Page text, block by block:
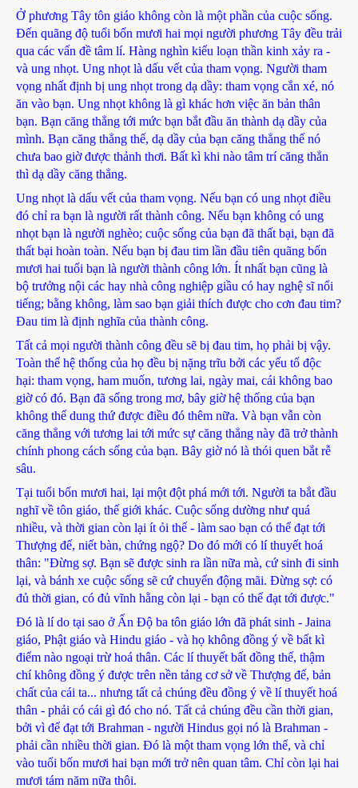
Ở phương Tây tôn giáo không còn là một phần của cuộc sống.
Đến quãng độ tuổi bốn mươi hai mọi người phương Tây đều trải
qua các vấn đề tâm lí. Hàng nghìn kiểu loạn thần kinh xảy ra -
và ung nhọt. Ung nhọt là dấu vết của tham vọng. Người tham
vọng nhất định bị ung nhọt trong dạ dầy: tham vọng cắn xé, nó
ăn vào bạn. Ung nhọt không là gì khác hơn việc ăn bản thân
bạn. Bạn căng thẳng tới mức bạn bắt đầu ăn thành dạ dầy của
mình. Bạn căng thẳng thế, dạ dầy của bạn căng thẳng thế nó
chưa bao giờ được thảnh thơi. Bất kì khi nào tâm trí căng thẳn
thì dạ dầy căng thẳng.
Ung nhọt là dấu vết của tham vọng. Nếu bạn có ung nhọt điều
đó chỉ ra bạn là người rất thành công. Nếu bạn không có ung
nhọt bạn là người nghèo; cuộc sống của bạn đã thất bại, bạn đã
thất bại hoàn toàn. Nếu bạn bị đau tim lần đầu tiên quãng bốn
mươi hai tuổi bạn là người thành công lớn. Ít nhất bạn cũng là
bộ trưởng nội các hay nhà công nghiệp giầu có hay nghệ sĩ nổi
tiếng; bằng không, làm sao bạn giải thích được cho cơn đau tim?
Đau tim là định nghĩa của thành công.
Tất cả mọi người thành công đều sẽ bị đau tim, họ phải bị vậy.
Toàn thể hệ thống của họ đều bị nặng trĩu bởi các yếu tố độc
hại: tham vọng, ham muốn, tương lai, ngày mai, cái không bao
giờ có đó. Bạn đã sống trong mơ, bây giờ hệ thống của bạn
không thể dung thứ được điều đó thêm nữa. Và bạn vẫn còn
căng thẳng với tương lai tới mức sự căng thẳng này đã trở thành
chính phong cách sống của bạn. Bây giờ nó là thói quen bắt rễ
sâu.
Tại tuổi bốn mươi hai, lại một đột phá mới tới. Người ta bắt đầu
nghĩ về tôn giáo, thế giới khác. Cuộc sống dường như quá
nhiều, và thời gian còn lại ít ỏi thế - làm sao bạn có thể đạt tới
Thượng đế, niết bàn, chứng ngộ? Do đó mới có lí thuyết hoá
thân: "Đừng sợ. Bạn sẽ được sinh ra lần nữa mà, cứ sinh đi sinh
lại, và bánh xe cuộc sống sẽ cứ chuyển động mãi. Đừng sợ: có
đủ thời gian, có đủ vĩnh hằng còn lại - bạn có thể đạt tới được."
Đó là lí do tại sao ở Ấn Độ ba tôn giáo lớn đã phát sinh - Jaina
giáo, Phật giáo và Hindu giáo - và họ không đồng ý về bất kì
điểm nào ngoại trừ hoá thân. Các lí thuyết bất đồng thế, thậm
chí không đồng ý được trên nền tảng cơ sở về Thượng đế, bản
chất của cái ta... nhưng tất cả chúng đều đồng ý về lí thuyết hoá
thân - phải có cái gì đó cho nó. Tất cả chúng đều cần thời gian,
bởi vì để đạt tới Brahman - người Hindus gọi nó là Brahman -
phải cần nhiều thời gian. Đó là một tham vọng lớn thế, và chỉ
vào tuổi bốn mươi hai bạn mới trở nên quan tâm. Chỉ còn lại hai
mươi tám năm nữa thôi.